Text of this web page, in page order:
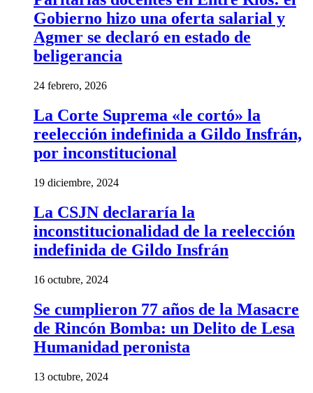
Gobierno hizo una oferta salarial y
Agmer se declaró en estado de
beligerancia
24 febrero, 2026
La Corte Suprema «le cortó» la
reelección indefinida a Gildo Insfrán,
por inconstitucional
19 diciembre, 2024
La CSJN declararía la
inconstitucionalidad de la reelección
indefinida de Gildo Insfrán
16 octubre, 2024
Se cumplieron 77 años de la Masacre
de Rincón Bomba: un Delito de Lesa
Humanidad peronista
13 octubre, 2024